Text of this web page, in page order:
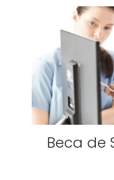
Beca de